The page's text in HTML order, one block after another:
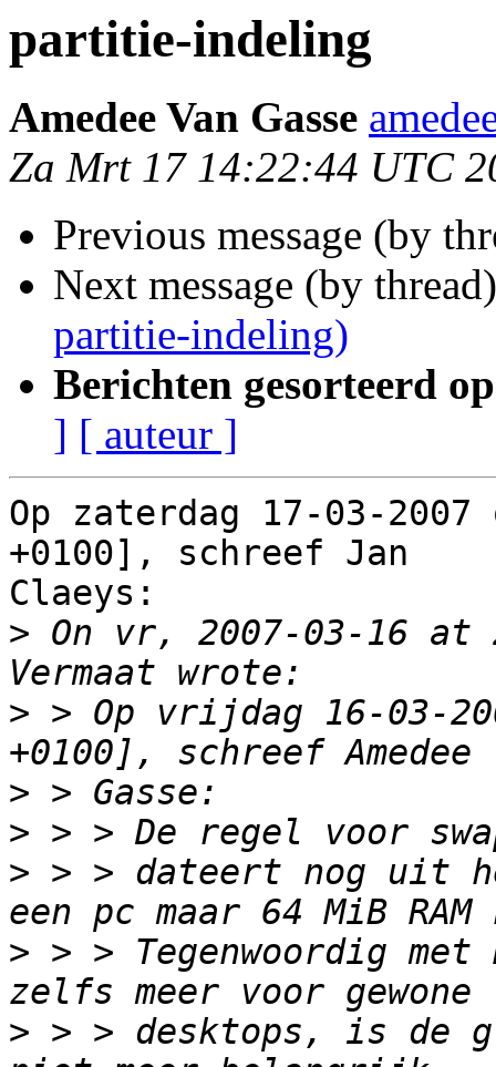
partitie-indeling
Amedee Van Gasse
Za Mrt 17 14:22:44 UTC
Previous message (by
Next message (by
partitie-indeling)
Berichten gesorteerd
] [ auteur ]
Op zaterdag 17-03-
+0100], schreef Jan
Claeys:
> On vr, 2007-03-16 at
> > Op vrijdag 16-03-
>
>
> > > dateert nog uit
> > > Tegenwoordig
> > > desktops, is de